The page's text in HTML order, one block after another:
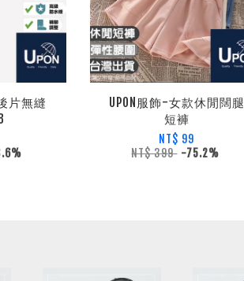
片無縫
UPON服飾-女款休閒闊腿
短褲
NT$ 99
NT$ 399 -75.2%